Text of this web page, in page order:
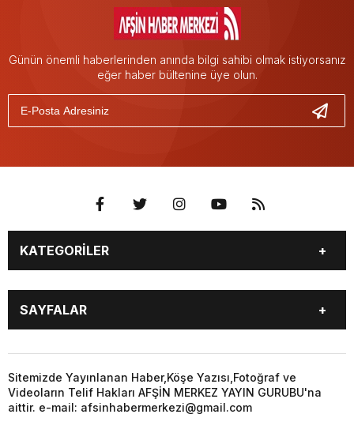
Günün önemli haberlerinden anında bilgi sahibi olmak istiyorsanız
eğer haber bültenine üye olun.
KATEGORİLER
EĞİTİM
EKONOMİ
GÜNCEL
SİYASET
YEREL HABERLER
KÜNYE
…
3. SAYFA
KÜLTÜR
SAYFALAR
GÜNCEL
ÖZEL HABER
SİYASET
YEREL HABERLER
KÜNYE
…
Sitemizde Yayınlanan Haber,Köşe Yazısı,Fotoğraf ve
Videoların Telif Hakları AFŞİN MERKEZ YAYIN GURUBU'na
aittir. e-mail: afsinhabermerkezi@gmail.com